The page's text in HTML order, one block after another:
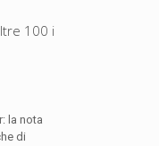
100 i
la nota
di